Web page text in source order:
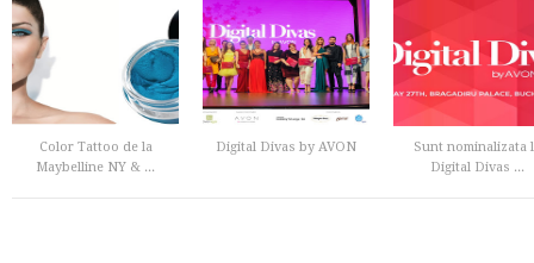
Color Tattoo de la
Maybelline NY & ...
Digital Divas by AVON
Sunt nominalizata
Digital Divas ...